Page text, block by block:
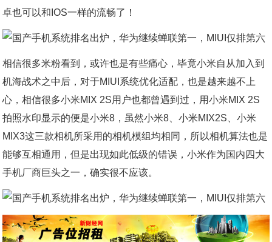
卓也可以和IOS一样的流畅了！
相信很多米粉看到，或许也是有些痛心，毕竟小米自从加入到
机海战术之中后，对于MIUI系统优化适配，也是越来越不上
心，相信很多小米MIX 2S用户也都曾遇到过，用小米MIX 2S
拍照水印显示的便是小米8，虽然小米8、小米MIX2S、小米
MIX3这三款相机所采用的相机模组均相同，所以相机算法也是
能够互相通用，但是出现如此低级的错误，小米作为国内四大
手机厂商巨头之一，确实很不应该。